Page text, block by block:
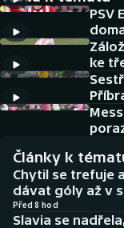
Cyklistika
DALŠÍ SPORTY
Americký fotbal
Baseball a
Basketbal
Biatlon
NEPŘEHLÉDNĚTE
Historické
Aplikace ČT sport
PSV
ke
Články k
Chytil se trefuje
dávat góly až v
Před 8 hod
Slavia se